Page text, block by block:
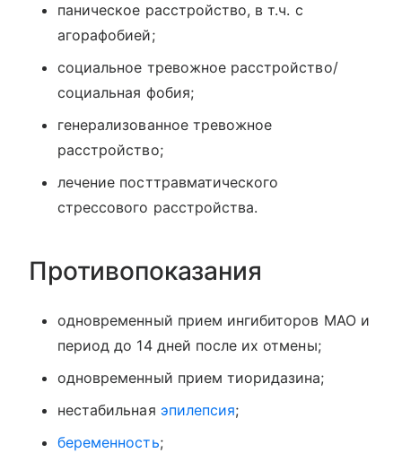
паническое расстройство, в т.ч. с
агорафобией;
социальное тревожное расстройство/
социальная фобия;
генерализованное тревожное
расстройство;
лечение посттравматического
стрессового расстройства.
Противопоказания
одновременный прием ингибиторов МАО и
период до 14 дней после их отмены;
одновременный прием тиоридазина;
нестабильная эпилепсия;
беременность;